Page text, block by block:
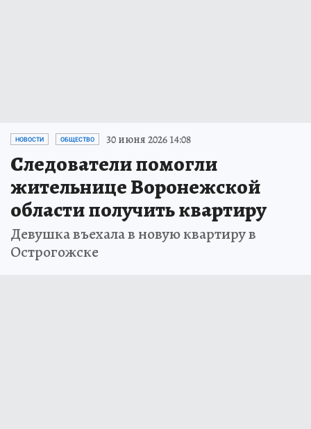
НОВОСТИ ОБЩЕСТВО 30 июня 2026 14:08
Следователи помогли
жительнице Воронежской
области получить квартиру
Девушка въехала в новую квартиру в
Острогожске